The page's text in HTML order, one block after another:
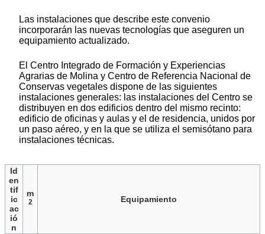
Las instalaciones que describe este convenio
incorporarán las nuevas tecnologías que aseguren un
equipamiento actualizado.
El Centro Integrado de Formación y Experiencias
Agrarias de Molina y Centro de Referencia Nacional de
Conservas vegetales dispone de las siguientes
instalaciones generales: las instalaciones del Centro se
distribuyen en dos edificios dentro del mismo recinto:
edificio de oficinas y aulas y el de residencia, unidos por
un paso aéreo, y en la que se utiliza el semisótano para
instalaciones técnicas.
Id
en
tif
ic
ac
ió
n
m
2 Equipamiento